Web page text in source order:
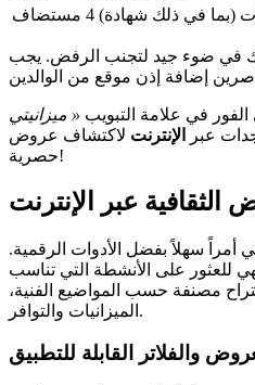
مستضاف
(بما في ذلك شهادة)
في ضوء جيد لتجنب الرفض. يجب
في علامة التبويب « ميزانيتي
عبر الإنترنت لاكتشاف عروض
حصرية!
الثقافية عبر الإنترنت
أمراً سهلاً بفضل الأدوات الرقمية.
للعثور على الأنشطة التي تناسب
أكثر من 5000 اقتراح مصنفة حسب المواضيع الفنية،
الميزانيات والتوافر.
والفلاتر القابلة للتطبيق